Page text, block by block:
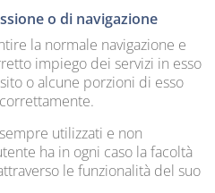
o di navigazione
la normale navigazione e
impiego dei servizi in esso
o alcune porzioni di esso
utilizzati e non
ha in ogni caso la facoltà
le funzionalità del suo